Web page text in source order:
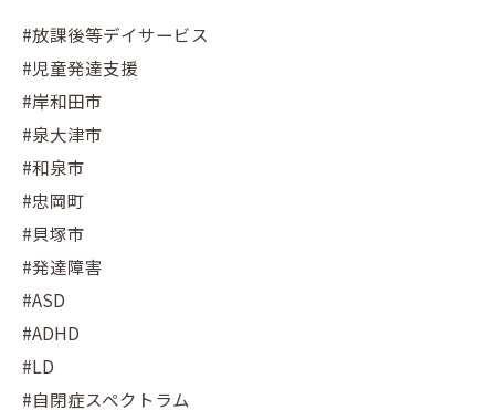
#放課後等デイサービス
#児童発達支援
#岸和田市
#泉大津市
#和泉市
#忠岡町
#貝塚市
#発達障害
#ASD
#ADHD
#LD
#自閉症スペクトラム